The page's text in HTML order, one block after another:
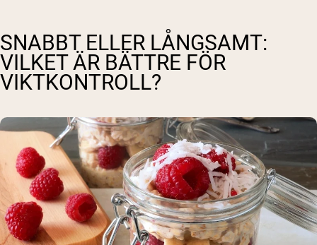
SNABBT ELLER LÅNGSAMT:
VILKET ÄR BÄTTRE FÖR
VIKTKONTROLL?